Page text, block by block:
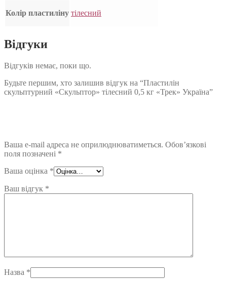
Колір пластиліну тілесний
Відгуки
Відгуків немає, поки що.
Будьте першим, хто залишив відгук на “Пластилін
скульптурний «Скульптор» тілесний 0,5 кг «Трек» Україна”
Ваша e-mail адреса не оприлюднюватиметься. Обов’язкові
поля позначені *
Ваша оцінка *
Ваш відгук *
Назва *